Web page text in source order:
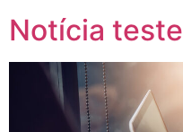
Notícia teste